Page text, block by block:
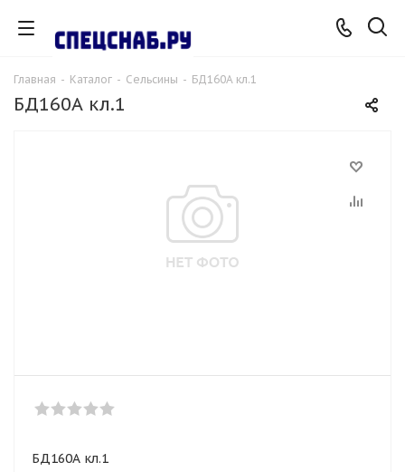
Главная - Каталог - Сельсины - БД160А кл.1
БД160А кл.1
БД160А кл.1